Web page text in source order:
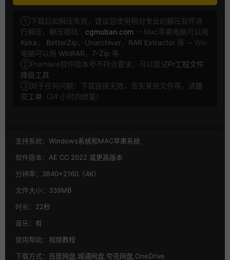
①下载后如解压失败，建议您使用相对专业的解压软件进
行解压，解压密码： cgmuban.com -- Mac苹果电脑可以用
Keka ， BetterZip ， Unarchiver， RAR Extractor 等 -- Win
电脑可以用 WinRAR ， 7-Zip 等
②Premiere软件版本号不符合要求，可以尝试Pr工程文件
降级工具
③对于任何问题：下载链接无效，丢失某些文件等，请提
交工单 （24 小时内修复）
支持系统： Windows系统和MAC苹果系统
软件版本： AE CC 2022 或更高版本
分辨率： 3840×2160（4K）
文件大小： 339MB
时长： 22秒
音乐： 有
使用帮助： 视频教程
下载方式： 百度网盘,城通网盘,夸克网盘,OneDrive